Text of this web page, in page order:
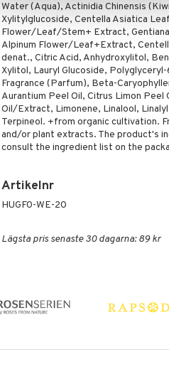
Water (Aqua), Actinidia Chinensis
Xylitylglucoside, Centella Asiatica
Flower/Leaf/Stem+ Extract,
Alpinum Flower/Leaf+Extract,
denat., Citric Acid, Anhydroxylitol,
Xylitol, Lauryl Glucoside,
Fragrance (Parfum), Beta-
Aurantium Peel Oil, Citrus Limon Peel
Oil/Extract, Limonene, Linalool,
Terpineol. +from organic cultivation.
and/or plant extracts. The product's
consult the ingredient list on the
Artikelnr
HUGF0-WE-20
Lägsta pris senaste 30 dagarna: 89 kr